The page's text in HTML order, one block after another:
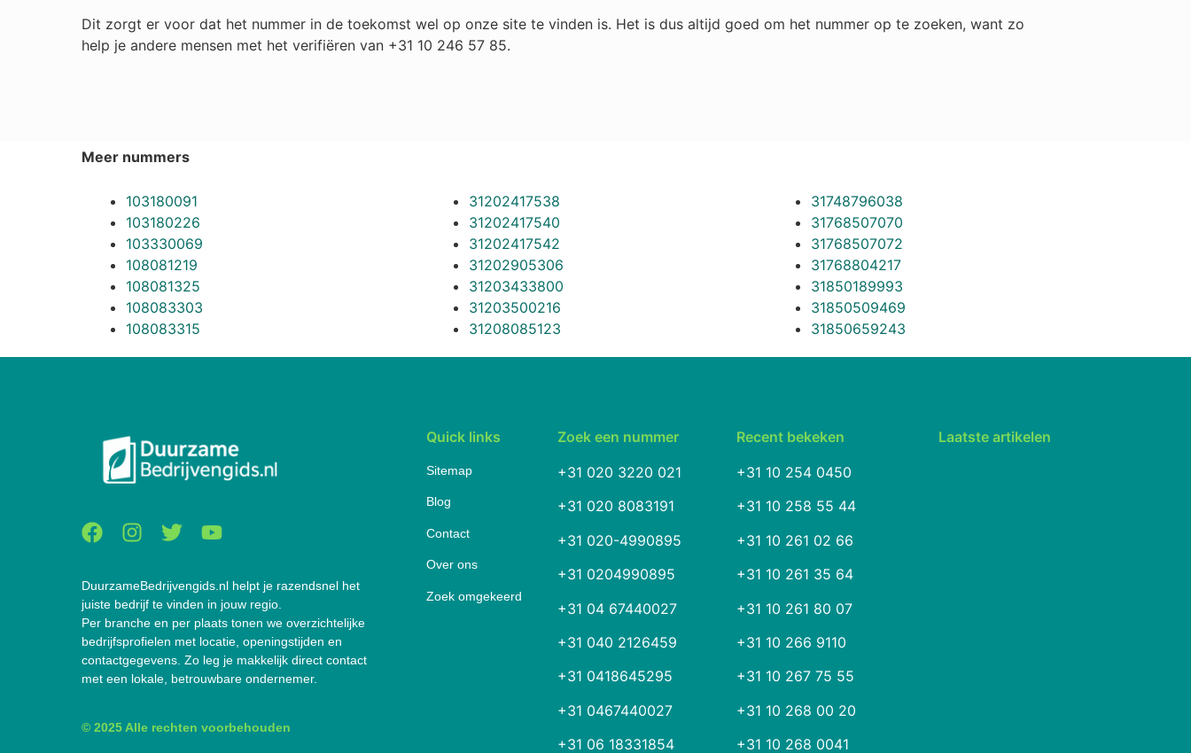
Dit zorgt er voor dat het nummer in de toekomst wel op onze site te vinden is. Het is dus altijd goed om het nummer op te zoeken, want zo
help je andere mensen met het verifiëren van +31 10 246 57 85.
Meer nummers
103180091
103180226
103330069
108081219
108081325
108083303
108083315
31202417538
31202417540
31202417542
31202905306
31203433800
31203500216
31208085123
31748796038
31768507070
31768507072
31768804217
31850189993
31850509469
31850659243
DuurzameBedrijvengids.nl helpt je razendsnel het
juiste bedrijf te vinden in jouw regio.
Per branche en per plaats tonen we overzichtelijke
bedrijfsprofielen met locatie, openingstijden en
contactgegevens. Zo leg je makkelijk direct contact
met een lokale, betrouwbare ondernemer.
© 2025 Alle rechten voorbehouden
Quick links
Sitemap
Blog
Contact
Over ons
Zoek omgekeerd
Zoek een nummer
+31 020 3220 021
+31 020 8083191
+31 020-4990895
+31 0204990895
+31 04 67440027
+31 040 2126459
+31 0418645295
+31 0467440027
+31 06 18331854
Recent bekeken
+31 10 254 0450
+31 10 258 55 44
+31 10 261 02 66
+31 10 261 35 64
+31 10 261 80 07
+31 10 266 9110
+31 10 267 75 55
+31 10 268 00 20
+31 10 268 0041
Laatste artikelen